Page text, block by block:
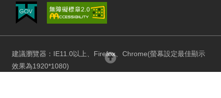
建議瀏覽器：IE11.0以上、Firefox、Chrome(螢幕設定最佳顯示
效果為1920*1080)
回頂部